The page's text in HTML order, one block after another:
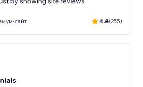
сайт 4.8(255)